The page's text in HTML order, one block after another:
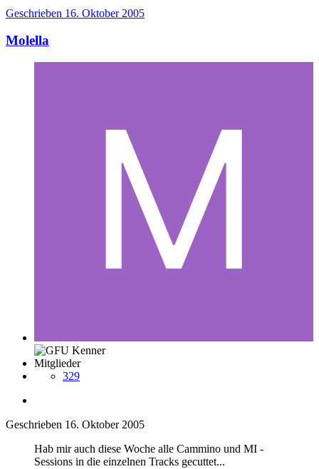
Geschrieben 16. Oktober 2005
Molella
Mitglieder
329
Geschrieben 16. Oktober 2005
Hab mir auch diese Woche alle Cammino und MI -
Sessions in die einzelnen Tracks gecuttet...